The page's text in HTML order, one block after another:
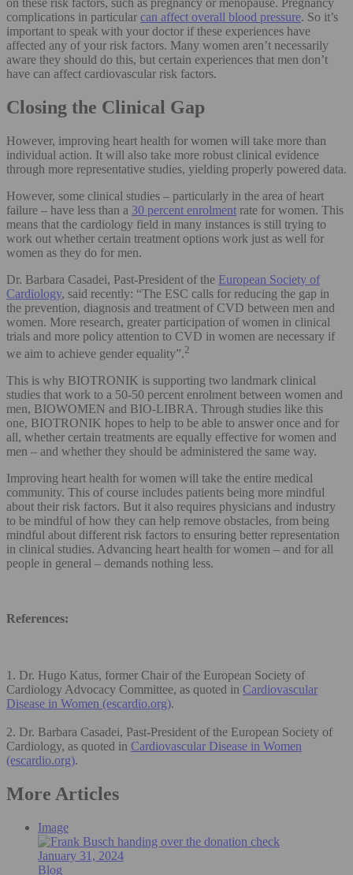
on these risk factors, such as pregnancy or menopause. Pregnancy
complications in particular can affect overall blood pressure. So it’s
important to speak with your doctor if these experiences have
affected any of your risk factors. Many women aren’t necessarily
aware they should do this, but certain experiences that men don’t
have can affect cardiovascular risk factors.
Closing the Clinical Gap
However, improving heart health for women will take more than
individual action. It will also take more robust clinical evidence
through more representative studies, yielding properly powered data.
However, some clinical studies – particularly in the area of heart
failure – have less than a 30 percent enrolment rate for women. This
means that the cardiology field in many instances is still trying to
work out whether certain treatment options work just as well for
women as they do for men.
Dr. Barbara Casadei, Past-President of the European Society of
Cardiology, said recently: “The ESC calls for reducing the gap in
the prevention, diagnosis and treatment of CVD between men and
women. More research, greater participation of women in clinical
trials and more policy attention to CVD in women are necessary if
we aim to achieve gender equality”.2
This is why BIOTRONIK is supporting two landmark clinical
studies that work to a 50-50 percent enrolment between women and
men, BIOWOMEN and BIO-LIBRA. Through studies like this
one, BIOTRONIK hopes to help to be able to answer once and for
all, whether certain treatments are equally effective for women and
men – and whether they should be administered the same way.
Improving heart health for women will take the entire medical
community. This of course includes patients being more mindful
about their risk factors. But it also requires physicians and industry
to be mindful of how they can help remove obstacles, from being
mindful about different risk factors to ensuring better representation
in clinical studies. Advancing heart health for women – and for all
people in general – demands nothing less.
References:
1. Dr. Hugo Katus, former Chair of the European Society of
Cardiology Advocacy Committee, as quoted in Cardiovascular
Disease in Women (escardio.org).
2. Dr. Barbara Casadei, Past-President of the European Society of
Cardiology, as quoted in Cardiovascular Disease in Women
(escardio.org).
More Articles
Image
January 31, 2024
Blog